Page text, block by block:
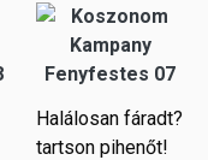
Halálosan fáradt?
tartson pihenőt!